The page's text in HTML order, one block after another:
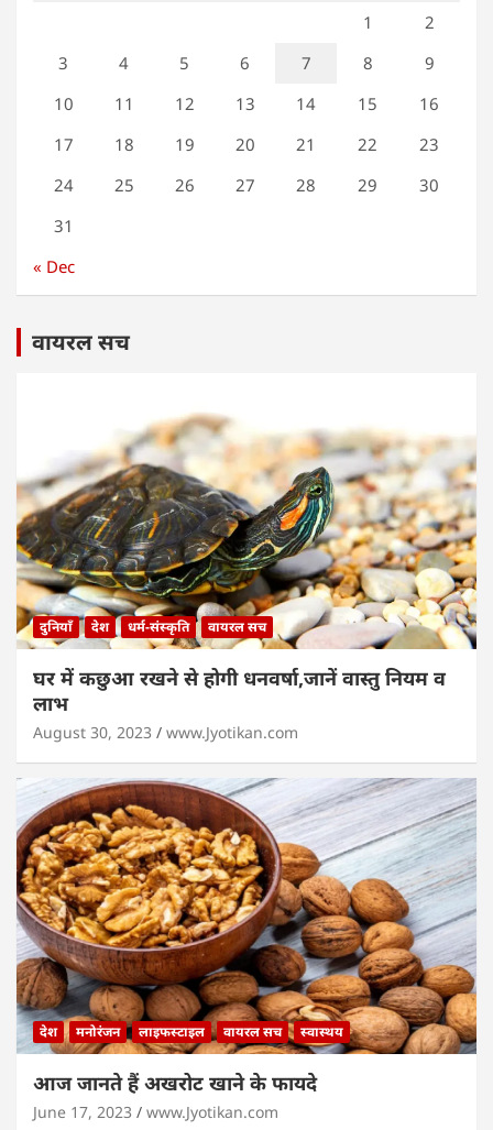
1
2
3
4 5 6 7 8
9
10
11 12 13 14 15
16
17
18 19 20 21 22
23
24
25 26 27 28 29
30
31
« Dec
वायरल सच
दुनियाँ देश धर्म-संस्कृति वायरल सच
घर में कछुआ रखने से होगी धनवर्षा,जानें वास्तु नियम व
लाभ
August 30, 2023 www.Jyotikan.com
देश मनोरंजन लाइफस्टाइल वायरल सच स्वास्थय
आज जानते हैं अखरोट खाने के फायदे
June 17, 2023 www.Jyotikan.com